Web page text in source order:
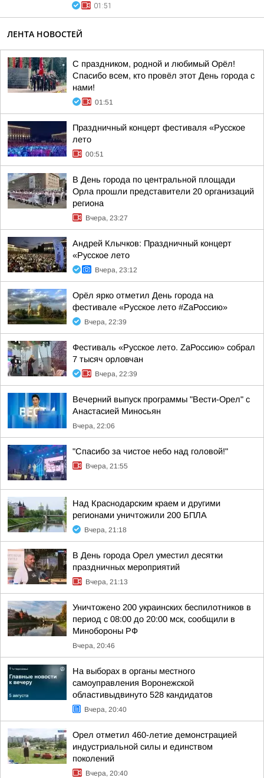
01:51
ЛЕНТА НОВОСТЕЙ
С праздником, родной и любимый Орёл!
Спасибо всем, кто провёл этот День города с
нами!
01:51
Праздничный концерт фестиваля «Русское
лето
00:51
В День города по центральной площади
Орла прошли представители 20 организаций
региона
Вчера, 23:27
Андрей Клычков: Праздничный концерт
«Русское лето
Вчера, 23:12
Орёл ярко отметил День города на
фестивале «Русское лето #ZaРоссию»
Вчера, 22:39
Фестиваль «Русское лето. ZаРоссию» собрал
7 тысяч орловчан
Вчера, 22:39
Вечерний выпуск программы "Вести-Орел" с
Анастасией Миносьян
Вчера, 22:06
"Спасибо за чистое небо над головой!"
Вчера, 21:55
Над Краснодарским краем и другими
регионами уничтожили 200 БПЛА
Вчера, 21:18
В День города Орел уместил десятки
праздничных мероприятий
Вчера, 21:13
Уничтожено 200 украинских беспилотников в
период с 08:00 до 20:00 мск, сообщили в
Минобороны РФ
Вчера, 20:46
На выборах в органы местного
самоуправления Воронежской
областивыдвинуто 528 кандидатов
Вчера, 20:40
Орел отметил 460-летие демонстрацией
индустриальной силы и единством
поколений
Вчера, 20:40